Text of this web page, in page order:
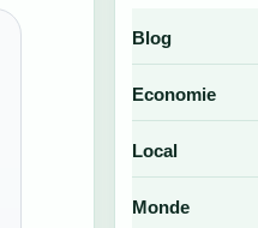
Blog
Economie
Local
Monde